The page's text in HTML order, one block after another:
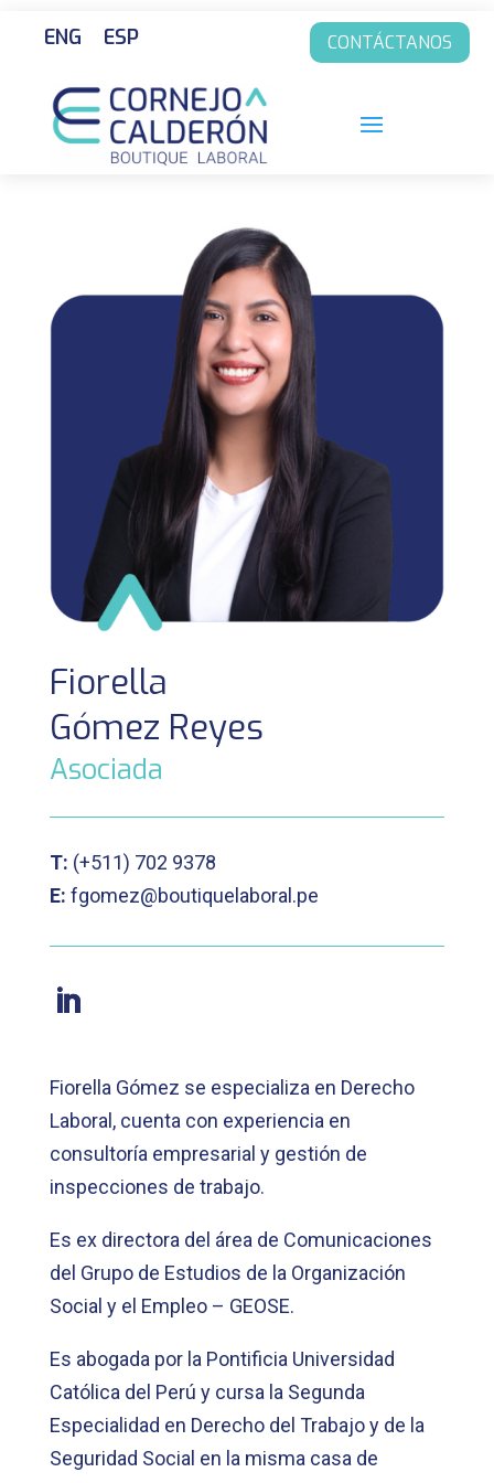
ENG ESP CONTÁCTANOS
Fiorella
Gómez Reyes
Asociada
T: (+511) 702 9378
E: fgomez@boutiquelaboral.pe
Fiorella Gómez se especializa en Derecho
Laboral, cuenta con experiencia en
consultoría empresarial y gestión de
inspecciones de trabajo.
Es ex directora del área de Comunicaciones
del Grupo de Estudios de la Organización
Social y el Empleo – GEOSE.
Es abogada por la Pontificia Universidad
Católica del Perú y cursa la Segunda
Especialidad en Derecho del Trabajo y de la
Seguridad Social en la misma casa de